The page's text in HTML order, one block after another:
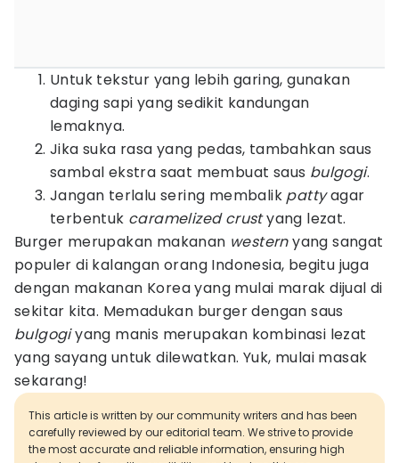
Untuk tekstur yang lebih garing, gunakan
daging sapi yang sedikit kandungan
lemaknya.
Jika suka rasa yang pedas, tambahkan saus
sambal ekstra saat membuat saus bulgogi.
Jangan terlalu sering membalik pattyagar
terbentuk caramelized crustyang lezat.
Burger merupakan makanan westernyang sangat
populer di kalangan orang Indonesia, begitu juga
dengan makanan Korea yang mulai marak dijual di
sekitar kita. Memadukan burger dengan saus
bulgogiyang manis merupakan kombinasi lezat
yang sayang untuk dilewatkan. Yuk, mulai masak
sekarang!
This article is written by our community writers and has been
carefully reviewed by our editorial team. We strive to provide
the most accurate and reliable information, ensuring high